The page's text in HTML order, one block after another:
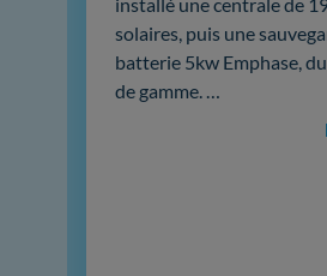
solaires, puis une
batterie 5kw Emphase,
de gamme. …